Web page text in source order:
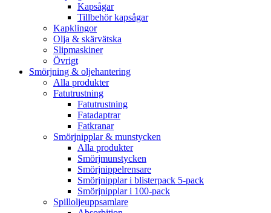
Kapsågar
Tillbehör kapsågar
Kapklingor
Olja & skärvätska
Slipmaskiner
Övrigt
Smörjning & oljehantering
Alla produkter
Fatutrustning
Fatutrustning
Fatadaptrar
Fatkranar
Smörjnipplar & munstycken
Alla produkter
Smörjmunstycken
Smörjnippelrensare
Smörjnipplar i blisterpack 5-pack
Smörjnipplar i 100-pack
Spilloljeuppsamlare